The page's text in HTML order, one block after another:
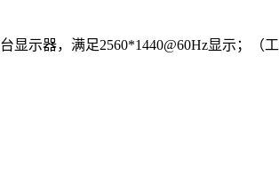
显示器，满足2560*1440@60Hz显示；